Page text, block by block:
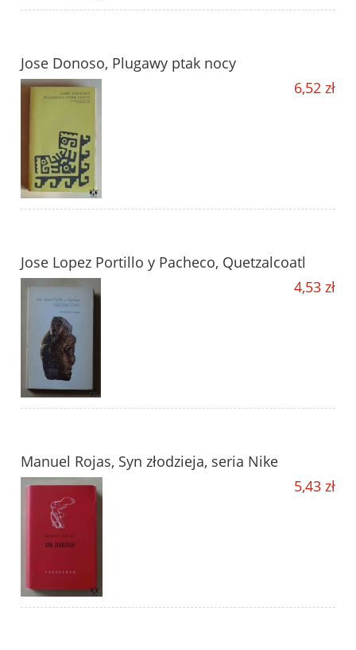
Jose Donoso, Plugawy ptak nocy
6,52 zł
Jose Lopez Portillo y Pacheco, Quetzalcoatl
4,53 zł
Manuel Rojas, Syn złodzieja, seria Nike
5,43 zł